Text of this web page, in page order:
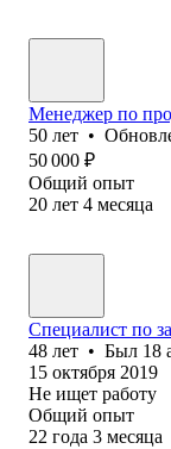
Менеджер по
50 лет •
50 000 ₽
Общий опыт
20 лет 4 месяца
Специалист по
48 лет • Был 18
15 октября 2019
Не ищет работу
Общий опыт
22 года 3 месяца